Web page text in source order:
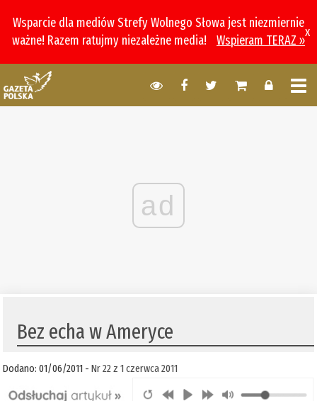
Wsparcie dla mediów Strefy Wolnego Słowa jest niezmiernie
ważne! Razem ratujmy niezależne media!
Wspieram TERAZ »
x
ad
Bez echa w Ameryce
Dodano: 01/06/2011 -Nr 22 z 1 czerwca 2011